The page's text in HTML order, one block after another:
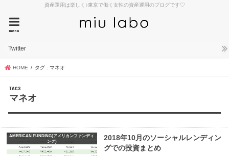
資産運用は楽しく♪東京で働く女性の資産運用のブログです♡
menu
Twitter
HOME タグ : マネオ
マネオ
AMERICAN FUNDING(アメリカンファンディ
ング)
2018年10月のソーシャルレンディン
グでの投資まとめ